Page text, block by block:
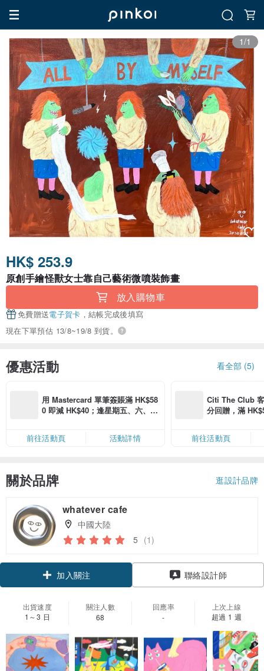
1/1
HK$ 253.9
原創手繪怪獸女士靠自己藝術微噴裝飾畫
放入購物車
免費贈送電子賀卡 ，結帳完成後填寫
現在下單預估 13/8~19/8 到貨。
優惠活動 看全部 (5)
用 Mastercard 單筆簽賬滿 HK$58
0 即減 HK$40；逢星期五、六、日
卡」結帳）
前往活動頁 活動詳情
Citi The Club
分回贈，滿
前往活動頁
關於品牌 逛設計品牌
whatever cafe
中國大陸
5 (1)
加入關注 聯絡設計師
出貨速度
1～3 日
關注人數
68
回應率
-
上次上線
超過 1 週